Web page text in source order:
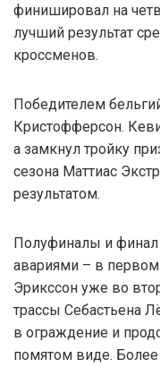
финишировал на
лучший результат
кроссменов.
Победителем
Кристофферсон.
а замкнул тройку
сезона Маттиас
результатом.
Полуфиналы и
авариями – в
Эрикссон уже во
трассы Себастьена
в ограждение и
помятом виде. Более